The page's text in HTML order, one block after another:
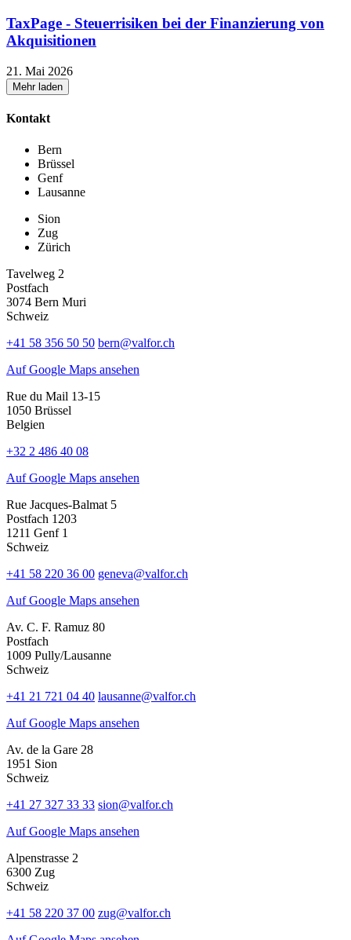
TaxPage - Steuerrisiken bei der Finanzierung von
Akquisitionen
21. Mai 2026
Mehr laden
Kontakt
Bern
Brüssel
Genf
Lausanne
Sion
Zug
Zürich
Tavelweg 2
Postfach
3074 Bern Muri
Schweiz
+41 58 356 50 50 bern@valfor.ch
Auf Google Maps ansehen
Rue du Mail 13-15
1050 Brüssel
Belgien
+32 2 486 40 08
Auf Google Maps ansehen
Rue Jacques-Balmat 5
Postfach 1203
1211 Genf 1
Schweiz
+41 58 220 36 00 geneva@valfor.ch
Auf Google Maps ansehen
Av. C. F. Ramuz 80
Postfach
1009 Pully/Lausanne
Schweiz
+41 21 721 04 40 lausanne@valfor.ch
Auf Google Maps ansehen
Av. de la Gare 28
1951 Sion
Schweiz
+41 27 327 33 33 sion@valfor.ch
Auf Google Maps ansehen
Alpenstrasse 2
6300 Zug
Schweiz
+41 58 220 37 00 zug@valfor.ch